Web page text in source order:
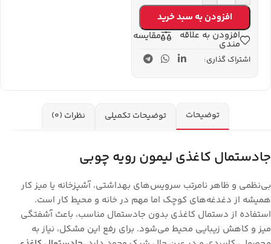
افزودن به سبد خرید
افزودن به علاقه
مندی
مقایسه
اشتراک گذاری:
توضیحات توضیحات تکمیلی نظرات (0)
جادستمال کاغذی لیمون رویه چوبی
بی‌نظمی و ظاهر نامرتب سرویس‌های بهداشتی، آشپزخانه یا میز کار
همیشه از دغدغه‌های کوچک اما مهم در خانه و محیط کار است.
استفاده از دستمال کاغذی بدون جادستمال مناسب، باعث آشفتگی
میز و کاهش زیبایی محیط می‌شود. برای رفع این مشکل، نیاز به